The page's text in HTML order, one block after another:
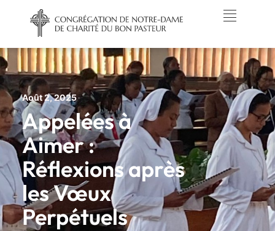
Août 2, 2025
Appelées à
Aimer :
Réflexions après
les Vœux
Perpétuels